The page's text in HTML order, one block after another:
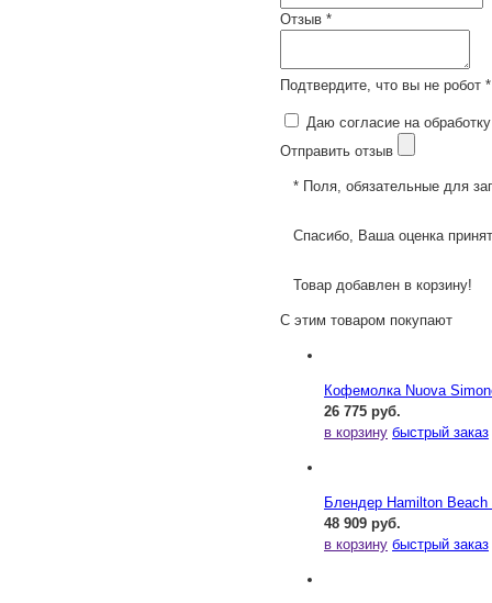
Отзыв *
Подтвердите, что вы не робот *
Даю согласие на
Отправить отзыв
* Поля, обязательные для
Спасибо, Ваша оценка
Товар добавлен в корзину!
С этим товаром покупают
Кофемолка Nuova
26 775 руб.
в корзину быстрый заказ
Блендер Hamilton Beach
48 909 руб.
в корзину быстрый заказ